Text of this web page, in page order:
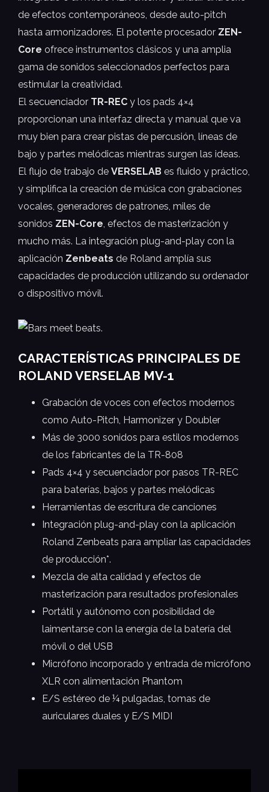
de efectos contemporáneos, desde auto-pitch
hasta armonizadores. El potente procesador ZEN-
Core ofrece instrumentos clásicos y una amplia
gama de sonidos seleccionados perfectos para
estimular la creatividad.
El secuenciador TR-REC y los pads 4×4
proporcionan una interfaz directa y manual que va
muy bien para crear pistas de percusión, líneas de
bajo y partes melódicas mientras surgen las ideas.
El flujo de trabajo de VERSELAB es fluido y práctico,
y simplifica la creación de música con grabaciones
vocales, generadores de patrones, miles de
sonidos ZEN-Core, efectos de masterización y
mucho más. La integración plug-and-play con la
aplicación Zenbeats de Roland amplía sus
capacidades de producción utilizando su ordenador
o dispositivo móvil.
CARACTERÍSTICAS PRINCIPALES DE
ROLAND VERSELAB MV-1
Grabación de voces con efectos modernos
como Auto-Pitch, Harmonizer y Doubler
Más de 3000 sonidos para estilos modernos
de los fabricantes de la TR-808
Pads 4×4 y secuenciador por pasos TR-REC
para baterías, bajos y partes melódicas
Herramientas de escritura de canciones
Integración plug-and-play con la aplicación
Roland Zenbeats para ampliar las capacidades
de producción*.
Mezcla de alta calidad y efectos de
masterización para resultados profesionales
Portátil y autónomo con posibilidad de
laimentarse con la energía de la batería del
móvil o del USB
Micrófono incorporado y entrada de micrófono
XLR con alimentación Phantom
E/S estéreo de ¼ pulgadas, tomas de
auriculares duales y E/S MIDI